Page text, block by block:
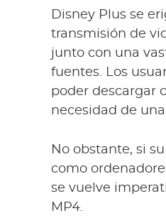
Disney Plus se
transmisión de
junto con una
fuentes. Los
poder descargar
necesidad de
No obstante, si
como
se vuelve
MP4.